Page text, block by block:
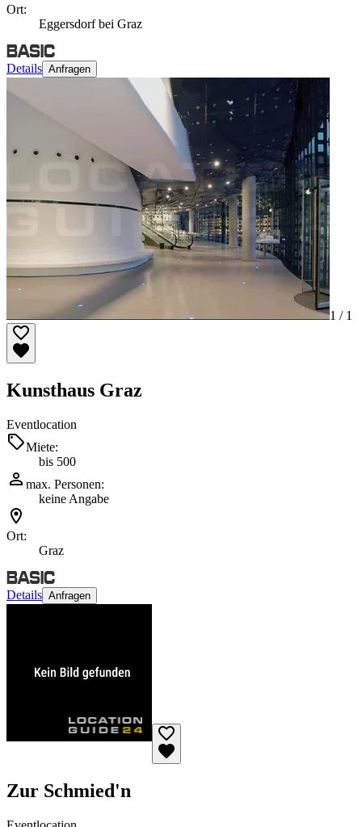
Ort:
Eggersdorf bei Graz
Details Anfragen
1 / 1
Kunsthaus Graz
Eventlocation
Miete:
bis 500
max. Personen:
keine Angabe
Ort:
Graz
Details Anfragen
Zur Schmied'n